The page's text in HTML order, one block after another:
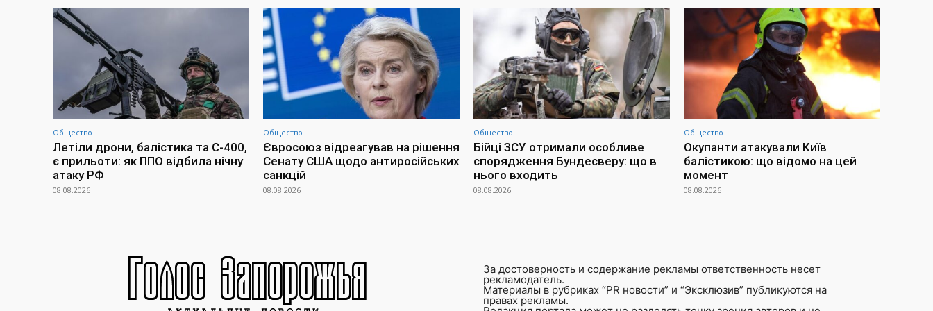
Общество
Летіли дрони, балістика та С-400,
є прильоти: як ППО відбила нічну
атаку РФ
08.08.2026
Общество
Євросоюз відреагував на рішення
Сенату США щодо антиросійських
санкцій
08.08.2026
Общество
Бійці ЗСУ отримали особливе
спорядження Бундесверу: що в
нього входить
08.08.2026
Общество
Окупанти атакували Київ
балістикою: що відомо на цей
момент
08.08.2026
За достоверность и содержание рекламы ответственность несет
рекламодатель.
Материалы в рубриках “PR новости” и “Эксклюзив” публикуются на
правах рекламы.